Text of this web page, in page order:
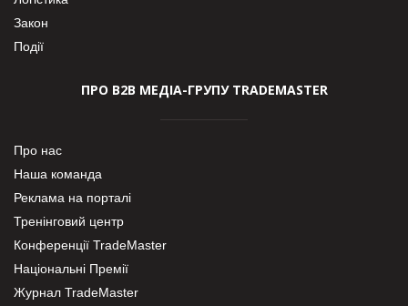
Закон
Події
ПРО В2В МЕДІА-ГРУПУ TRADEMASTER
Про нас
Наша команда
Реклама на порталі
Тренінговий центр
Конференції TradeMaster
Національні Премії
Журнал TradeMaster